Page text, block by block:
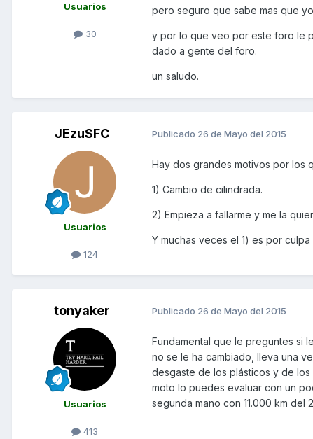
Usuarios
30
pero seguro que sabe mas que
y por lo que veo por este foro le
dado a gente del foro.
un saludo.
JEzuSFC
Usuarios
124
Publicado 26 de Mayo del 2015
Hay dos grandes motivos por los
1) Cambio de cilindrada.
2) Empieza a fallarme y me la
Y muchas veces el 1) es por culpa
tonyaker
Usuarios
413
Publicado 26 de Mayo del 2015
Fundamental que le preguntes si
no se le ha cambiado, lleva una
desgaste de los plásticos y de
moto lo puedes evaluar con un
segunda mano con 11.000 km del